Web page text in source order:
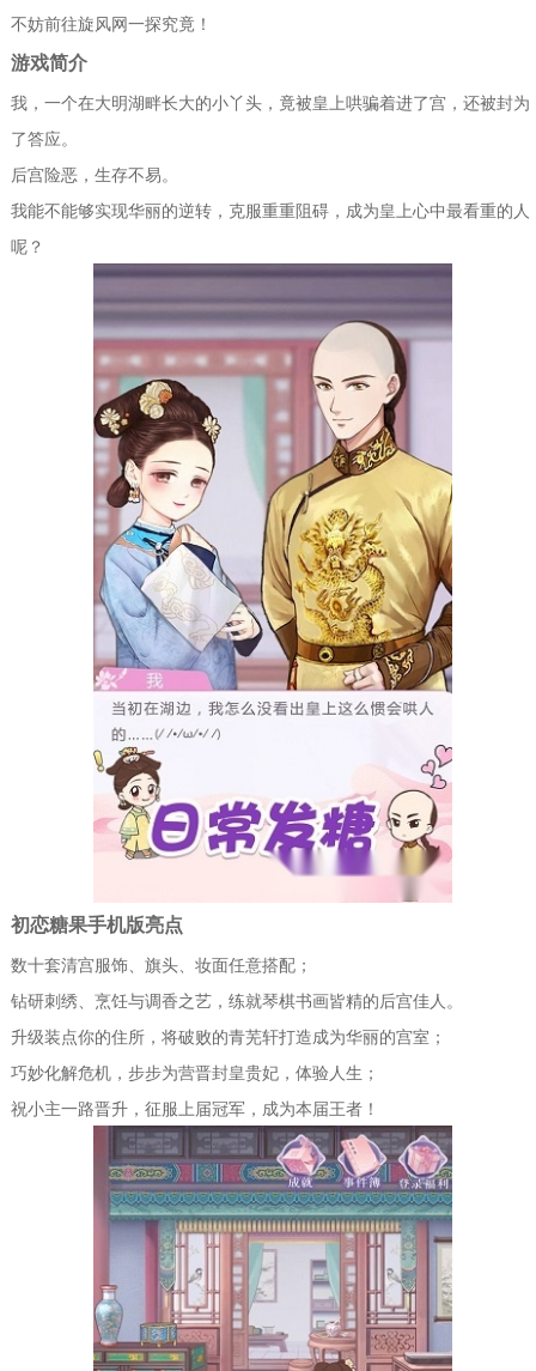
不妨前往旋风网一探究竟！
游戏简介
我，一个在大明湖畔长大的小丫头，竟被皇上哄骗着进了宫，还被封为
了答应。
后宫险恶，生存不易。
我能不能够实现华丽的逆转，克服重重阻碍，成为皇上心中最看重的人
呢？
初恋糖果手机版亮点
数十套清宫服饰、旗头、妆面任意搭配；
钻研刺绣、烹饪与调香之艺，练就琴棋书画皆精的后宫佳人。
升级装点你的住所，将破败的青芜轩打造成为华丽的宫室；
巧妙化解危机，步步为营晋封皇贵妃，体验人生；
祝小主一路晋升，征服上届冠军，成为本届王者！